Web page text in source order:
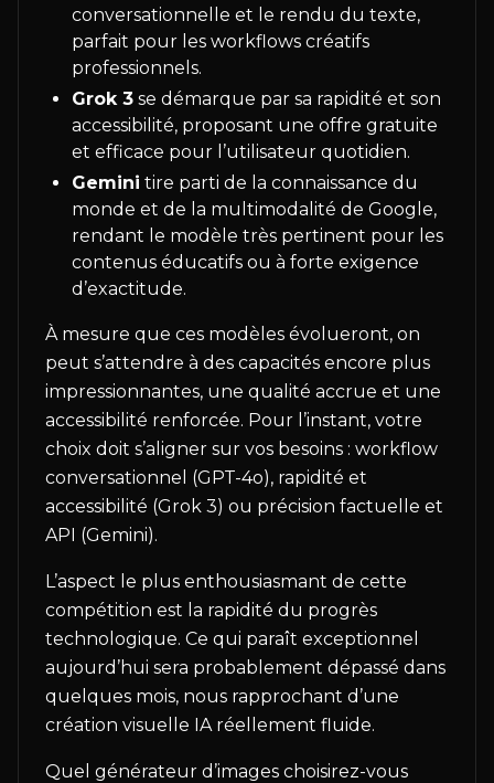
conversationnelle et le rendu du texte,
parfait pour les workflows créatifs
professionnels.
Grok 3 se démarque par sa rapidité et son
accessibilité, proposant une offre gratuite
et efficace pour l’utilisateur quotidien.
Gemini tire parti de la connaissance du
monde et de la multimodalité de Google,
rendant le modèle très pertinent pour les
contenus éducatifs ou à forte exigence
d’exactitude.
À mesure que ces modèles évolueront, on
peut s’attendre à des capacités encore plus
impressionnantes, une qualité accrue et une
accessibilité renforcée. Pour l’instant, votre
choix doit s’aligner sur vos besoins : workflow
conversationnel (GPT-4o), rapidité et
accessibilité (Grok 3) ou précision factuelle et
API (Gemini).
L’aspect le plus enthousiasmant de cette
compétition est la rapidité du progrès
technologique. Ce qui paraît exceptionnel
aujourd’hui sera probablement dépassé dans
quelques mois, nous rapprochant d’une
création visuelle IA réellement fluide.
Quel générateur d’images choisirez-vous